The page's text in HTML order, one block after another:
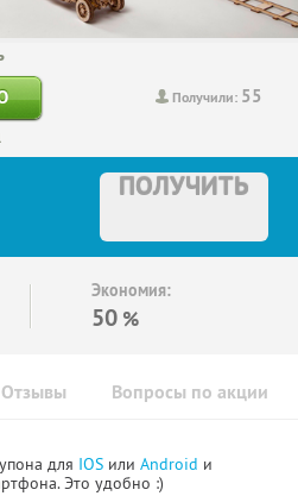
Получили: 55
ПОЛУЧИТЬ
Экономия:
50 %
Отзывы Вопросы по акции
для IOS или Android и
Это удобно :)